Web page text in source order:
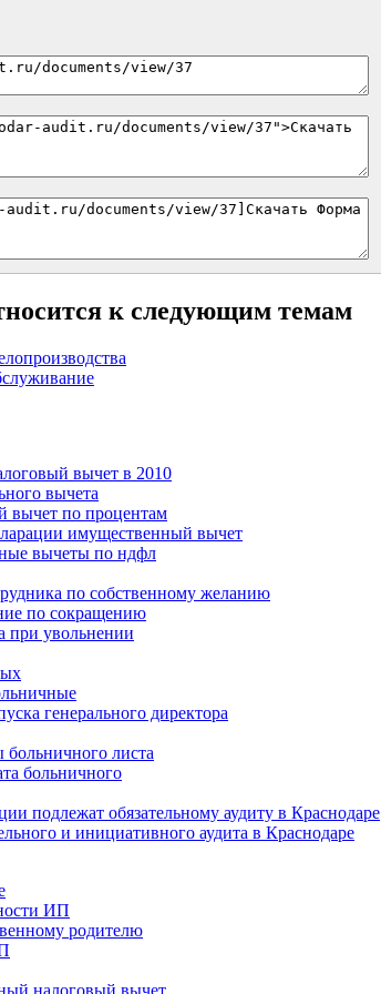
к следующим темам
вычет в 2010
вычета
вычет по процентам
имущественный вычет
вычеты по ндфл
по собственному желанию
по сокращению
при увольнении
генерального директора
больничного листа
больничного
подлежат обязательному аудиту в Краснодаре
и инициативного аудита в Краснодаре
ИП
родителю